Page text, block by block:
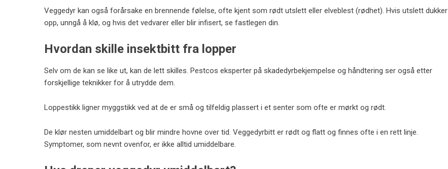
Veggedyr kan også forårsake en brennende følelse, ofte kjent som rødt utslett eller elveblest (rødhet). Hvis utslett dukker
opp, unngå å klø, og hvis det vedvarer eller blir infisert, se fastlegen din.
Hvordan skille insektbitt fra lopper
Selv om de kan se like ut, kan de lett skilles. Pestcos eksperter på skadedyrbekjempelse og håndtering ser også etter
forskjellige teknikker for å utrydde dem.
Loppestikk ligner myggstikk ved at de er små og tilfeldig plassert i et senter som ofte er mørkt og rødt.
De klør nesten umiddelbart og blir mindre hovne over tid. Veggedyrbitt er rødt og flatt og finnes ofte i en rett linje.
Symptomer, som nevnt ovenfor, er ikke alltid umiddelbare.